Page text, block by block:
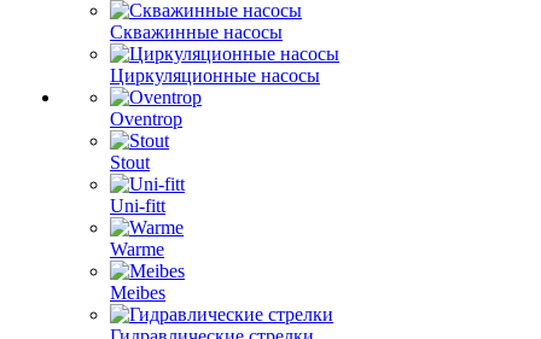
Скважинные насосы
Циркуляционные насосы
Oventrop
Stout
Uni-fitt
Warme
Meibes